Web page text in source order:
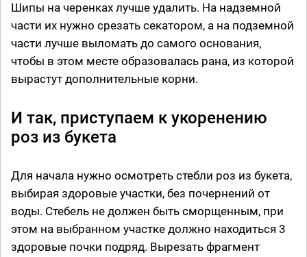
Шипы на черенках лучше удалить. На надземной
части их нужно срезать секатором, а на подземной
части лучше выломать до самого основания,
чтобы в этом месте образовалась рана, из которой
вырастут дополнительные корни.
И так, приступаем к укоренению
роз из букета
Для начала нужно осмотреть стебли роз из букета,
выбирая здоровые участки, без почернений от
воды. Стебель не должен быть сморщенным, при
этом на выбранном участке должно находиться 3
здоровые почки подряд. Вырезать фрагмент